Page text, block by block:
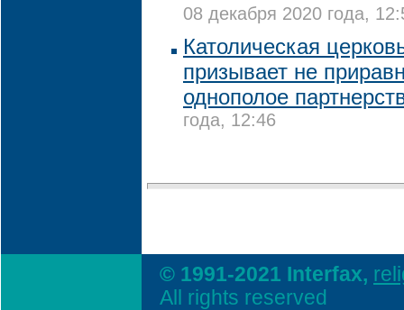
08 декабря 2020 года,
Католическая
призывает не
однополое
года, 12:46
© 1991-2021 Interfax,
All rights reserved